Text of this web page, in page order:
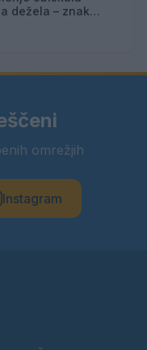
dežela – znak
omrežjih
Instagram